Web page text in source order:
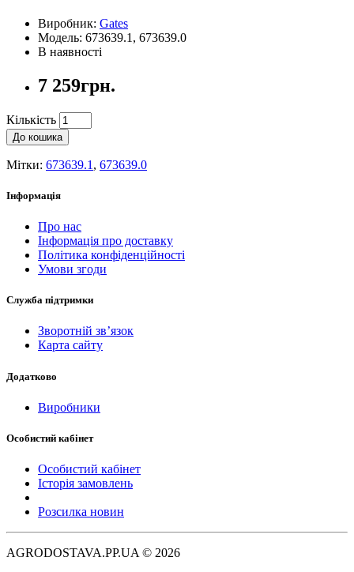
Виробник: Gates
Модель: 673639.1, 673639.0
В наявності
7 259грн.
Кількість
До кошика
Мітки: 673639.1 , 673639.0
Інформація
Про нас
Інформація про доставку
Політика конфіденційності
Умови згоди
Служба підтримки
Зворотній зв’язок
Карта сайту
Додатково
Виробники
Особистий кабінет
Особистий кабінет
Історія замовлень
Розсилка новин
AGRODOSTAVA.PP.UA © 2026